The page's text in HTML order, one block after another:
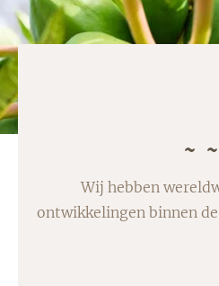
Wij hebben
ontwikkelingen binnen